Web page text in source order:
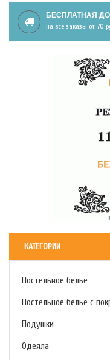
БЕСПЛАТНАЯ
на все заказы от 70
КАТЕГОРИИ
Постельное белье
Постельное белье с
Подушки
Одеяла